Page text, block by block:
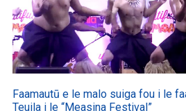
Faamautū e le malo suiga fou i le
Teuila i le “Measina Festival”